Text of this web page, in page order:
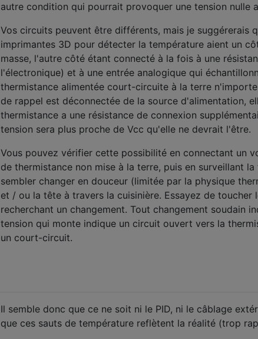
autre condition qui pourrait provoquer une tension nulle
Vos circuits peuvent être différents, mais je suggérerais
imprimantes 3D pour détecter la température aient un
masse, l'autre côté étant connecté à la fois à une
l'électronique) et à une entrée analogique qui
thermistance alimentée court-circuite à la terre
de rappel est déconnectée de la source d'alimentation,
thermistance a une résistance de connexion
tension sera plus proche de Vcc qu'elle ne devrait l'être.
Vous pouvez vérifier cette possibilité en connectant un
de thermistance non mise à la terre, puis en surveillant
sembler changer en douceur (limitée par la physique
et / ou la tête à travers la cuisinière. Essayez de
recherchant un changement. Tout changement soudain
tension qui monte indique un circuit ouvert vers la
un court-circuit.
Il semble donc que ce ne soit ni le PID, ni le câblage
que ces sauts de température reflètent la réalité (trop